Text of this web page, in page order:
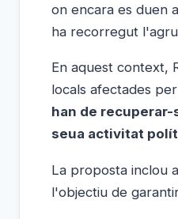
on encara es duen
ha recorregut
En aquest context,
locals afectades
han de
seua activitat
La proposta inclou
l'objectiu de